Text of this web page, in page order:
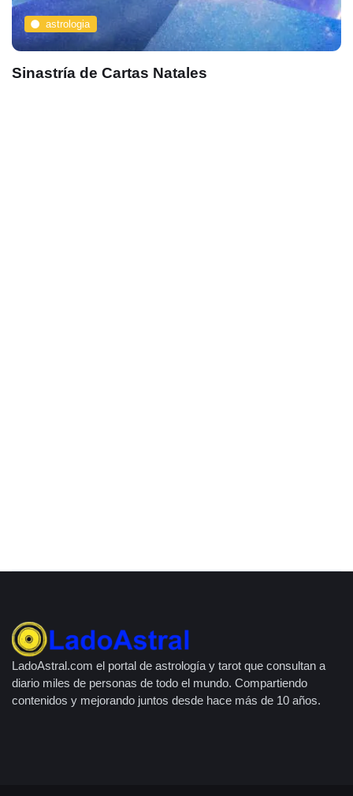
astrologia
Sinastría de Cartas Natales
LadoAstral.com el portal de astrología y tarot que consultan a
diario miles de personas de todo el mundo. Compartiendo
contenidos y mejorando juntos desde hace más de 10 años.